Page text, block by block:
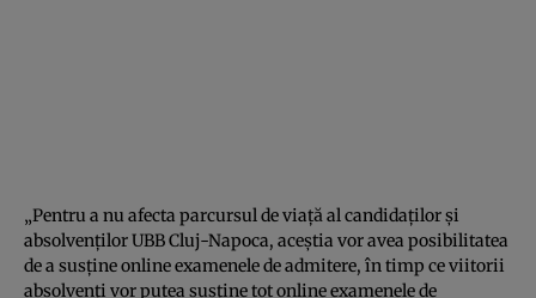
„Pentru a nu afecta parcursul de viaţă al candidaţilor şi
absolvenţilor UBB Cluj-Napoca, aceştia vor avea posibilitatea
de a susţine online examenele de admitere, în timp ce viitorii
absolvenţi vor putea susţine tot online examenele de